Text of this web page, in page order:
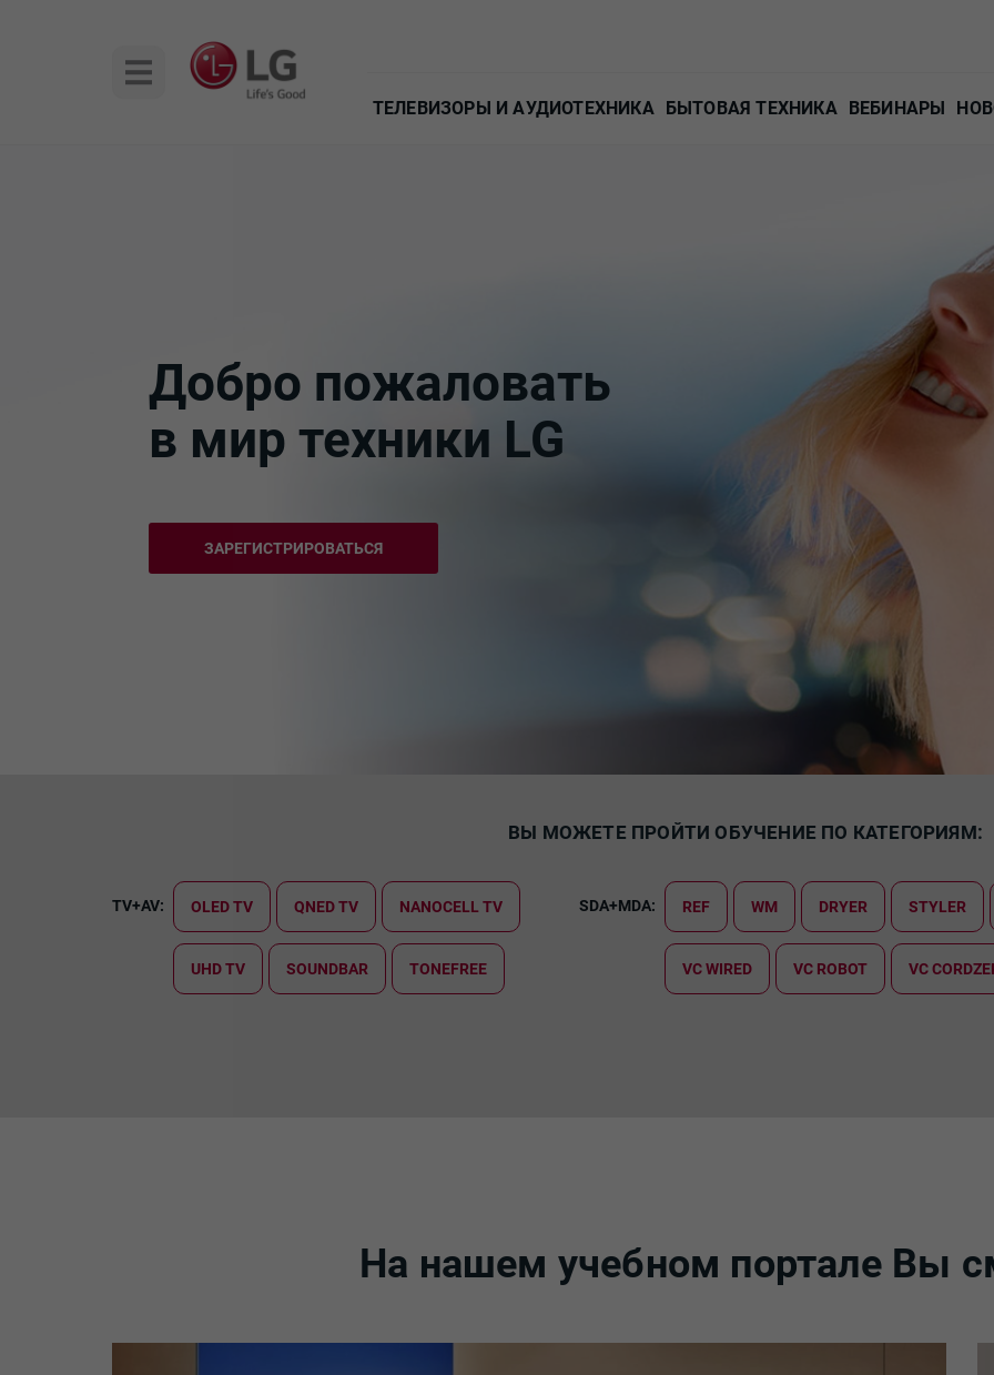
ТЕЛЕВИЗОРЫ И АУДИОТЕХНИКА БЫТОВАЯ ТЕХНИКА ВЕБИНАРЫ
Добро пожаловать
в мир техники LG
ЗАРЕГИСТРИРОВАТЬСЯ
ВЫ МОЖЕТЕ ПРОЙТИ ОБУЧЕНИЕ ПО КАТЕГОРИЯМ:
TV+AV: OLED TV QNED TV NANOCELL TV
UHD TV SOUNDBAR TONEFREE
SDA+MDA: REF WM DRYER STYLER
VC WIRED VC ROBOT VC
На нашем учебном портале Вы